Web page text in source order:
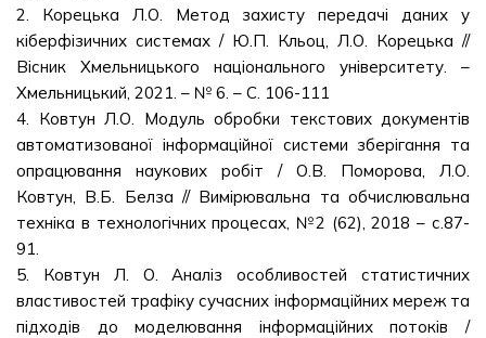
2. Корецька Л.О. Метод захисту передачі даних у
кіберфізичних системах / Ю.П. Кльоц, Л.О. Корецька //
Вісник Хмельницького національного університету. –
Хмельницький, 2021. – № 6. – С. 106-111
4. Ковтун Л.О. Модуль обробки текстових документів
автоматизованої інформаційної системи зберігання та
опрацювання наукових робіт / О.В. Поморова, Л.О.
Ковтун, В.Б. Белза // Вимірювальна та обчислювальна
техніка в технологічних процесах, №2 (62), 2018 – с.87-
91.
5. Ковтун Л. О. Аналіз особливостей статистичних
властивостей трафіку сучасних інформаційних мереж та
підходів до моделювання інформаційних потоків /